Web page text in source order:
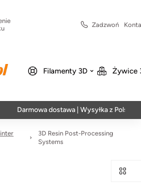
Zadzwoń
Filamenty 3D Żywice
Darmowa dostawa | Wysyłka z Polski |
3D Resin Post-Processing
Systems